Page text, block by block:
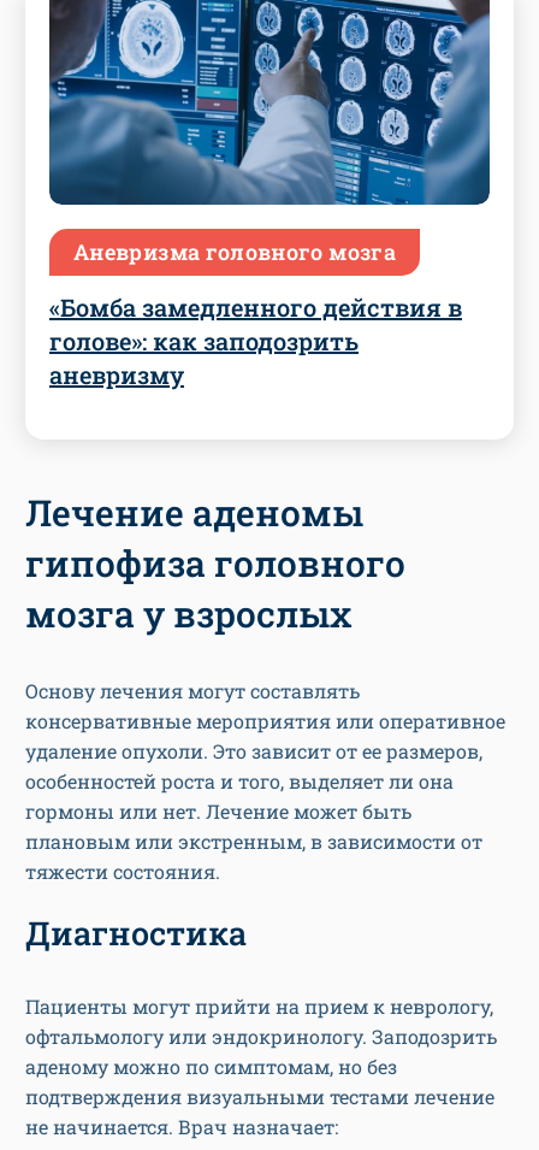
Аневризма головного мозга
«Бомба замедленного действия в
голове»: как заподозрить
аневризму
Лечение аденомы
гипофиза головного
мозга у взрослых
Основу лечения могут составлять
консервативные мероприятия или оперативное
удаление опухоли. Это зависит от ее размеров,
особенностей роста и того, выделяет ли она
гормоны или нет. Лечение может быть
плановым или экстренным, в зависимости от
тяжести состояния.
Диагностика
Пациенты могут прийти на прием к неврологу,
офтальмологу или эндокринологу. Заподозрить
аденому можно по симптомам, но без
подтверждения визуальными тестами лечение
не начинается. Врач назначает: